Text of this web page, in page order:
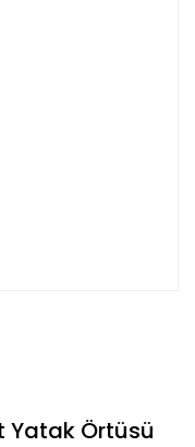
Yatak Örtüsü